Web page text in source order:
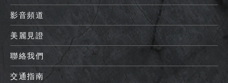
影音頻道
美麗見證
聯絡我們
交通指南